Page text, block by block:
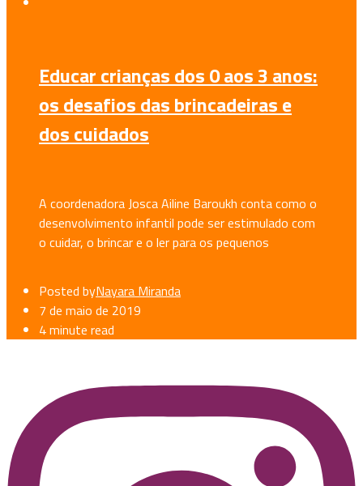
Educar crianças dos 0 aos 3 anos:
os desafios das brincadeiras e
dos cuidados
A coordenadora Josca Ailine Baroukh conta como o
desenvolvimento infantil pode ser estimulado com
o cuidar, o brincar e o ler para os pequenos
Posted byNayara Miranda
7 de maio de 2019
4 minute read